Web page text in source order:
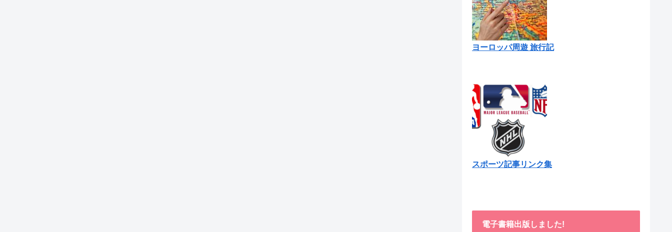
ヨーロッパ周遊 旅行記
スポーツ記事リンク集
電子書籍出版しました!